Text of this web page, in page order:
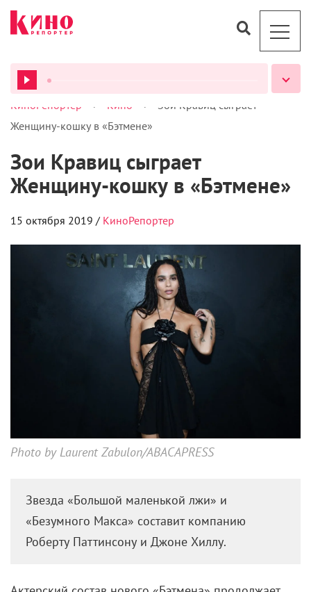
ВСЕ ПОДКАСТЫ
КиноРепортер > Кино >
Зои Кравиц сыграет
Женщину-кошку в «Бэтмене»
Зои Кравиц сыграет
Женщину-кошку в «Бэтмене»
15 октября 2019 / КиноРепортер
Photo by Laurent Zabulon/ABACAPRESS
Звезда «Большой маленькой лжи» и
«Безумного Макса» составит компанию
Роберту Паттинсону и Джоне Хиллу.